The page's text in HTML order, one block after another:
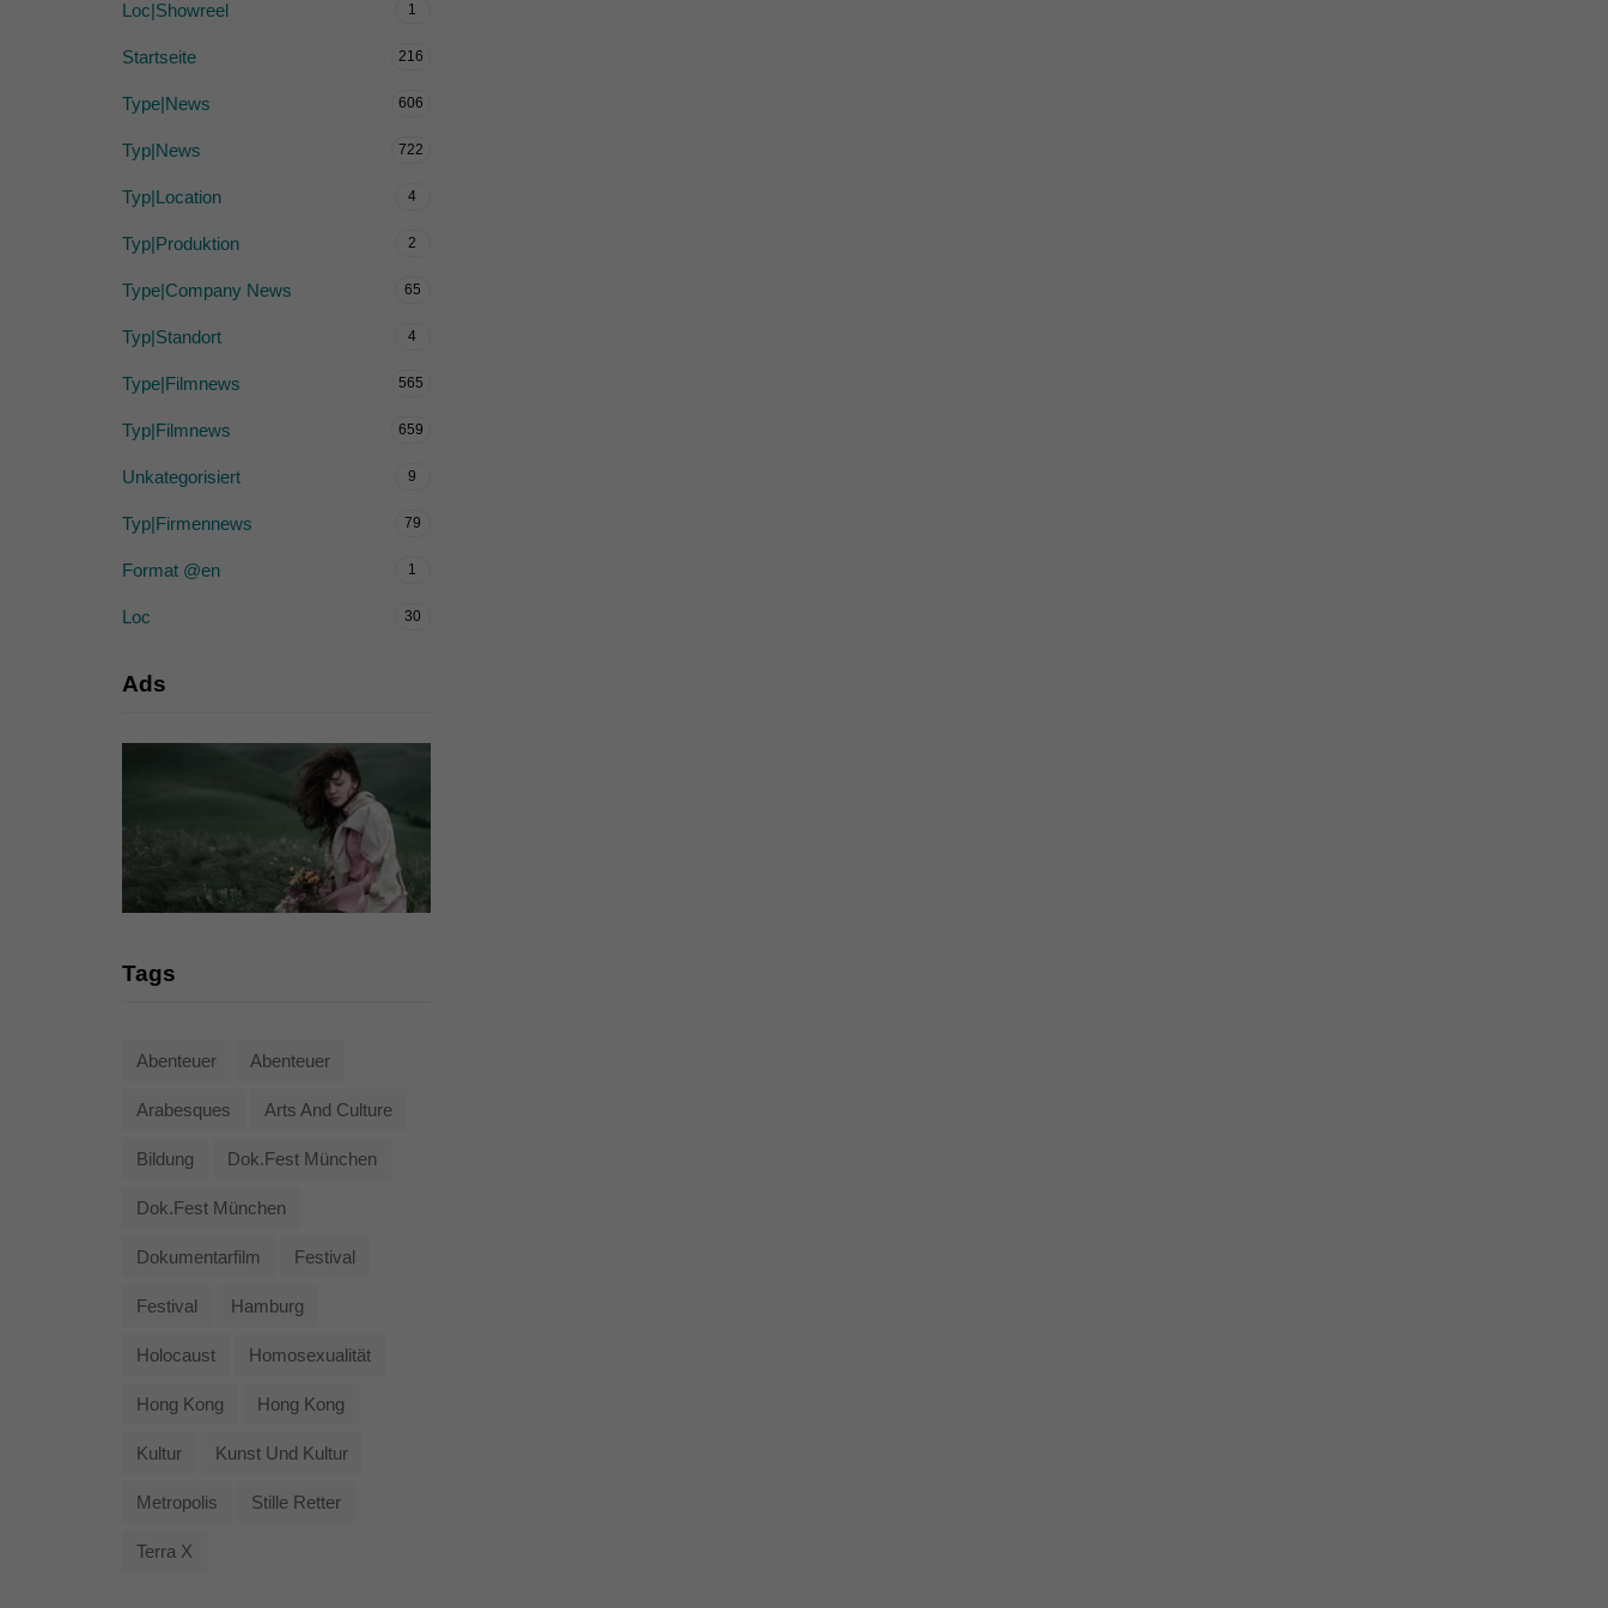
Loc|Showreel 1
Startseite 216
Type|News 606
Typ|News 722
Typ|Location 4
Typ|Produktion 2
Type|Company News 65
Typ|Standort 4
Type|Filmnews 565
Typ|Filmnews 659
Unkategorisiert 9
Typ|Firmennews 79
Format @en 1
Loc 30
Ads
Tags
Abenteuer Abenteuer
Arabesques Arts And Culture
Bildung Dok.fest München
Dok.fest München
Dokumentarfilm Festival
Festival Hamburg
Holocaust Homosexualität
Hong Kong Hong Kong
Kultur Kunst Und Kultur
Metropolis Stille Retter
Terra X